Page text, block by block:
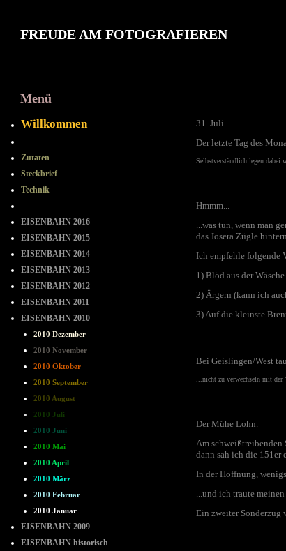
FREUDE AM FOTOGRAFIEREN
Menü
Willkommen
Zutaten
Steckbrief
Technik
EISENBAHN 2016
EISENBAHN 2015
EISENBAHN 2014
EISENBAHN 2013
EISENBAHN 2012
EISENBAHN 2011
EISENBAHN 2010
2010 Dezember
2010 November
2010 Oktober
2010 September
2010 August
2010 Juli
2010 Juni
2010 Mai
2010 April
2010 März
2010 Februar
2010 Januar
EISENBAHN 2009
EISENBAHN historisch
31. Juli
Der letzte Tag des
Selbstverständlich legen dabei
Hmmm...
...was tun, wenn man
das Josera Zügle
Ich empfehle folgende
1) Blöd aus der
2) Ärgern (kann ich
3) Auf die kleinste
Bei Geislingen/West
...nicht zu verwechseln mit der
Der Mühe Lohn.
Am schweißtreibenden
dann sah ich die 151er
In der Hoffnung,
...und ich traute
Ein zweiter Sonderzug